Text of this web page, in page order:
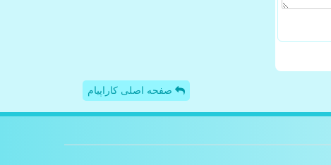
صفحه اصلی کاراپیام